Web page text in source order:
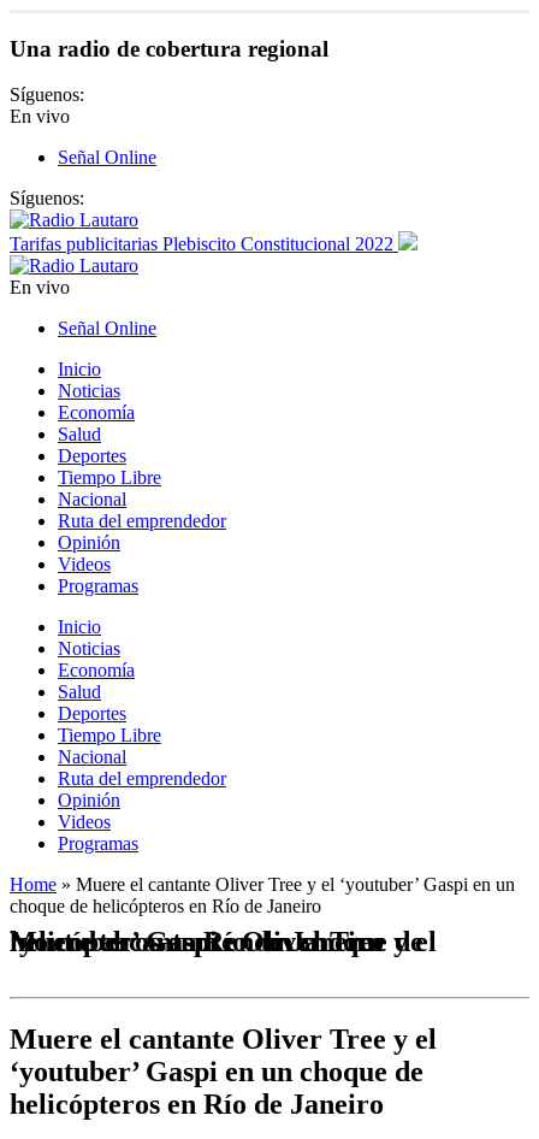
Una radio de cobertura regional
Síguenos:
En vivo
Señal Online
Síguenos:
Tarifas publicitarias Plebiscito Constitucional 2022
En vivo
Señal Online
Inicio
Noticias
Economía
Salud
Deportes
Tiempo Libre
Nacional
Ruta del emprendedor
Opinión
Videos
Programas
Inicio
Noticias
Economía
Salud
Deportes
Tiempo Libre
Nacional
Ruta del emprendedor
Opinión
Videos
Programas
Home » Muere el cantante Oliver Tree y el ‘youtuber’ Gaspi en un
choque de helicópteros en Río de Janeiro
Muere el cantante Oliver Tree y el ‘youtuber’ Gaspi en un choque de helicópteros en Río de Janeiro
Muere el cantante Oliver Tree y el
‘youtuber’ Gaspi en un choque de
helicópteros en Río de Janeiro